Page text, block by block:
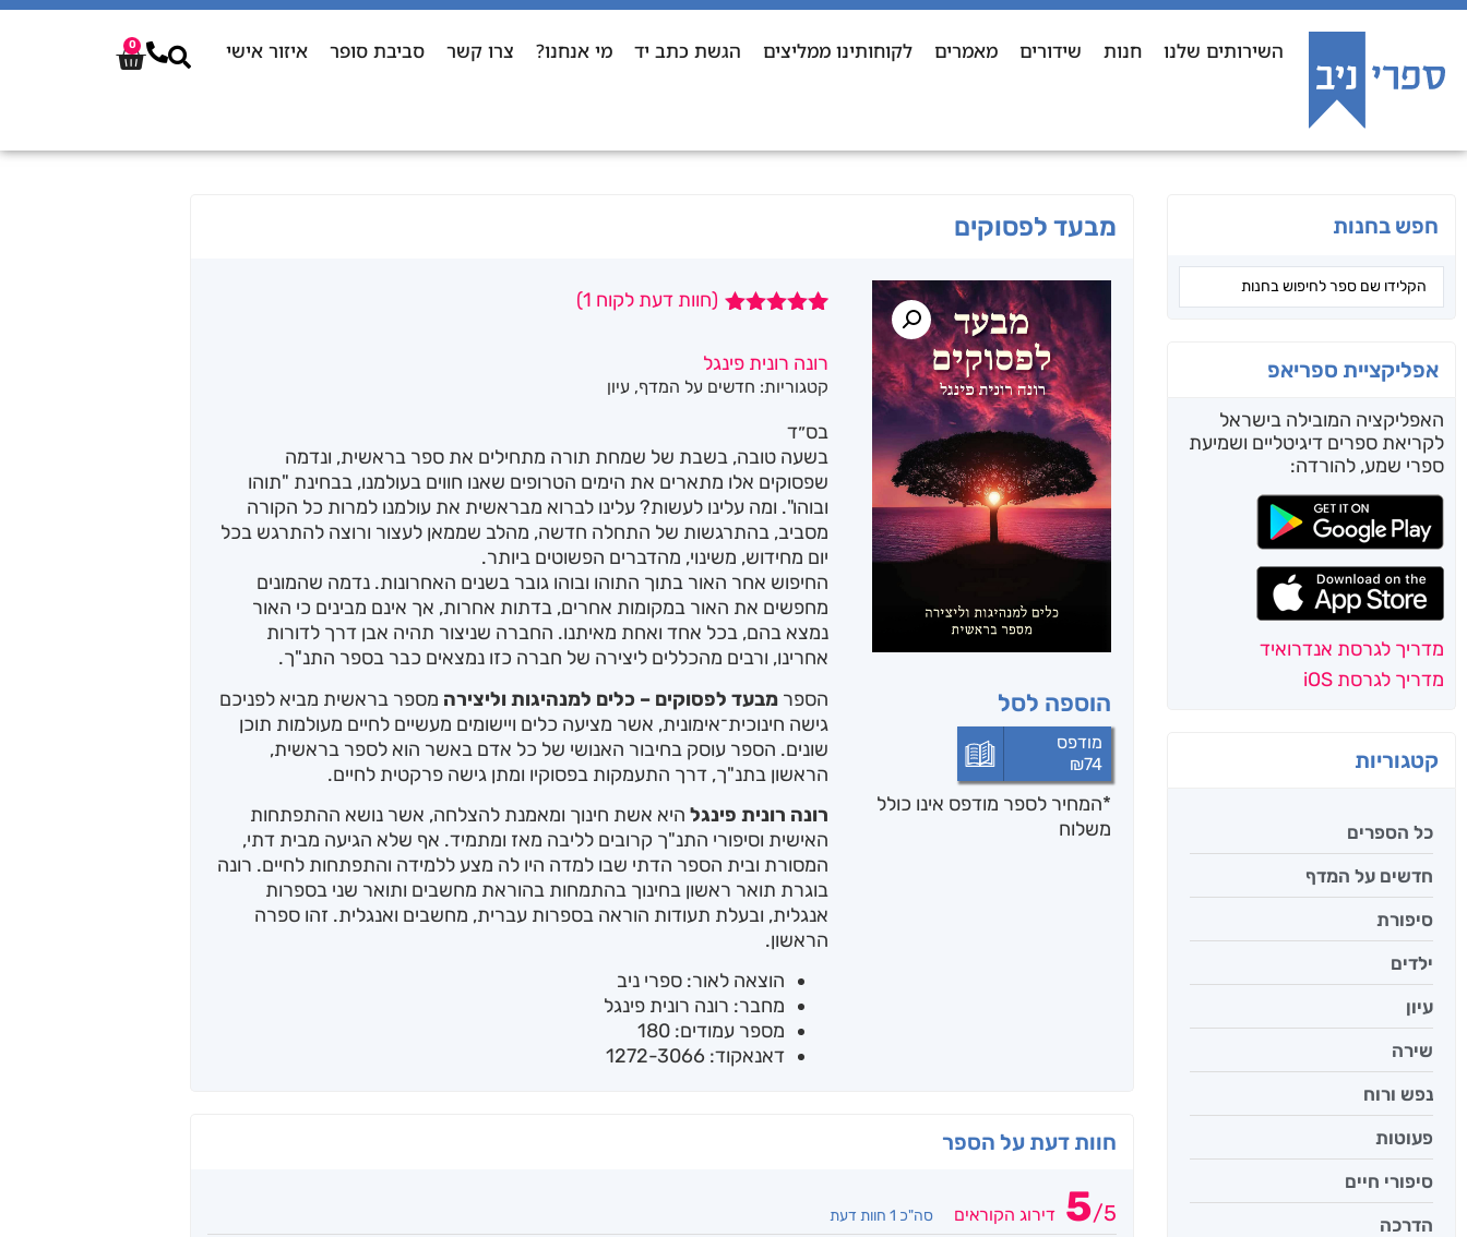
השירותים שלנו חנות שידורים מאמרים לקוחותינו ממליצים הגשת כתב יד מי אנחנו? צרו קשר סביבת סופר איזור אישי 0
חפש בחנות
אפליקציית ספריאפ
האפליקציה המובילה בישראל
לקריאת ספרים דיגיטליים ושמיעת
ספרי שמע, להורדה:
מדריך לגרסת אנדרואיד
מדריך לגרסת iOS
קטגוריות
כל הספרים
חדשים על המדף
סיפורת
ילדים
עיון
שירה
נפש ורוח
פעוטות
סיפורי חיים
הדרכה
מבעד לפסוקים
הוספה לסל
מודפס
₪74
*המחיר לספר מודפס אינו כולל
משלוח
מבוסס על
דירוגים של
(חוות דעת לקוח 1
)
רונה רונית פינגל
קטגוריות: חדשים על המדף, עיון
בס״ד
בשעה טובה, בשבת של שמחת תורה מתחילים את ספר בראשית, ונדמה
שפסוקים אלו מתארים את הימים הטרופים שאנו חווים בעולמנו, בבחינת "תוהו
ובוהו". ומה עלינו לעשות? עלינו לברוא מבראשית את עולמנו למרות כל הקורה
מסביב, בהתרגשות של התחלה חדשה, מהלב שממאן לעצור ורוצה להתרגש בכל
יום מחידוש, משינוי, מהדברים הפשוטים ביותר.
החיפוש אחר האור בתוך התוהו ובוהו גובר בשנים האחרונות. נדמה שהמונים
מחפשים את האור במקומות אחרים, בדתות אחרות, אך אינם מבינים כי האור
נמצא בהם, בכל אחד ואחת מאיתנו. החברה שניצור תהיה אבן דרך לדורות
אחרינו, ורבים מהכללים ליצירה של חברה כזו נמצאים כבר בספר התנ"ך.
הספר מבעד לפסוקים – כלים למנהיגות וליצירה מספר בראשית מביא לפניכם
גישה חינוכית־אימונית, אשר מציעה כלים ויישומים מעשיים לחיים מעולמות תוכן
שונים. הספר עוסק בחיבור האנושי של כל אדם באשר הוא לספר בראשית,
הראשון בתנ"ך, דרך התעמקות בפסוקיו ומתן גישה פרקטית לחיים.
רונה רונית פינגלהיא אשת חינוך ומאמנת להצלחה, אשר נושא ההתפתחות
האישית וסיפורי התנ"ך קרובים לליבה מאז ומתמיד. אף שלא הגיעה מבית דתי,
המסורת ובית הספר הדתי שבו למדה היו לה מצע ללמידה והתפתחות לחיים. רונה
בוגרת תואר ראשון בחינוך בהתמחות בהוראת מחשבים ותואר שני בספרות
אנגלית, ובעלת תעודות הוראה בספרות עברית, מחשבים ואנגלית. זהו ספרה
הראשון.
הוצאה לאור: ספרי ניב
מחבר: רונה רונית פינגל
מספר עמודים: 180
דאנאקוד: 1272-3066
חוות דעת על הספר
5/5 דירוג הקוראים סה"כ 1 חוות דעת